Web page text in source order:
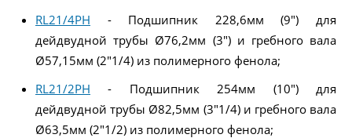
RL21/4PH - Подшипник 228,6мм (9") для
дейдвудной трубы Ø76,2мм (3") и гребного вала
Ø57,15мм (2"1/4) из полимерного фенола;
RL21/2PH - Подшипник 254мм (10") для
дейдвудной трубы Ø82,5мм (3"1/4) и гребного вала
Ø63,5мм (2"1/2) из полимерного фенола;